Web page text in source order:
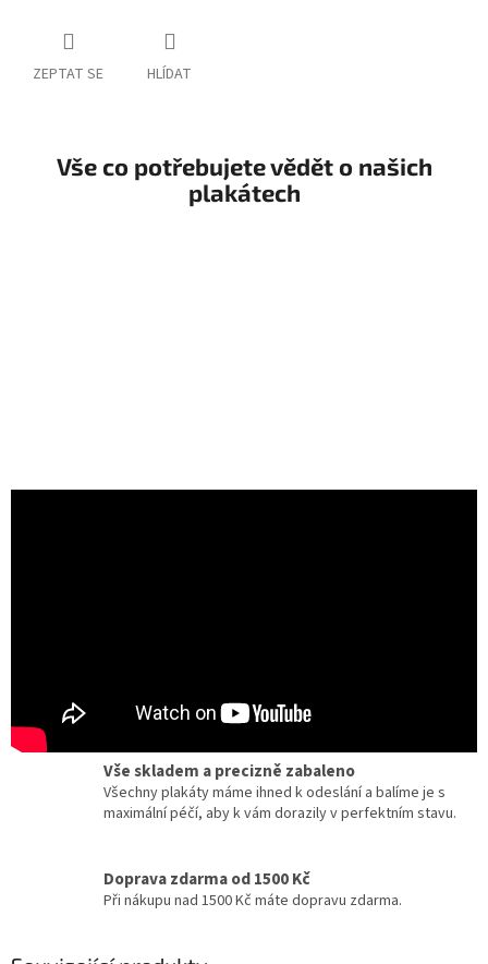
ZEPTAT SE HLÍDAT
Vše co potřebujete vědět o našich
plakátech
kinematografie a designu.
Vše skladem a precizně zabaleno
Všechny plakáty máme ihned k odeslání a balíme je s
maximální péčí, aby k vám dorazily v perfektním stavu.
Doprava zdarma od 1500 Kč
Při nákupu nad 1500 Kč máte dopravu zdarma.